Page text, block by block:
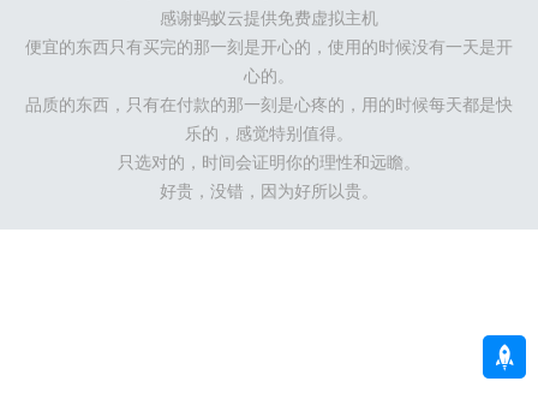
感谢蚂蚁云提供免费虚拟主机
便宜的东西只有买完的那一刻是开心的，使用的时候没有一天是开
心的。
品质的东西，只有在付款的那一刻是心疼的，用的时候每天都是快
乐的，感觉特别值得。
只选对的，时间会证明你的理性和远瞻。
好贵，没错，因为好所以贵。